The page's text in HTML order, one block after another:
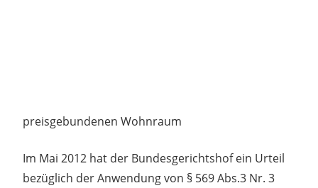
preisgebundenen Wohnraum
Im Mai 2012 hat der Bundesgerichtshof ein Urteil
bezüglich der Anwendung von § 569 Abs.3 Nr. 3